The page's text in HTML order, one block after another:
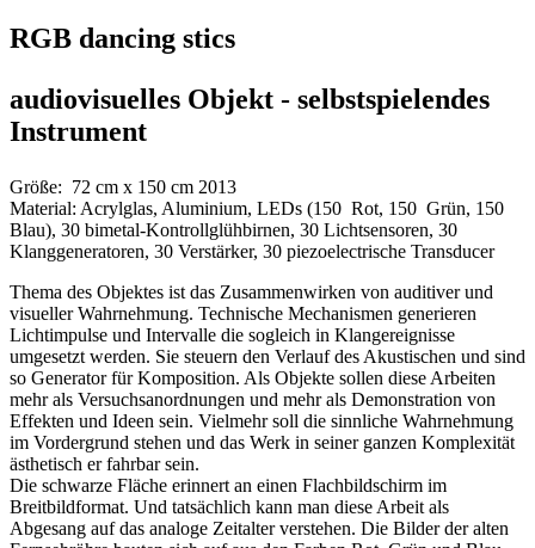
RGB dancing stics
audiovisuelles Objekt - selbstspielendes
Instrument
Größe: 72 cm x 150 cm 2013
Material: Acrylglas, Aluminium, LEDs (150 Rot, 150 Grün, 150
Blau), 30 bimetal-Kontrollglühbirnen, 30 Lichtsensoren, 30
Klanggeneratoren, 30 Verstärker, 30 piezoelectrische Transducer
Thema des Objektes ist das Zusammenwirken von auditiver und
visueller Wahrnehmung. Technische Mechanismen generieren
Lichtimpulse und Intervalle die sogleich in Klangereignisse
umgesetzt werden. Sie steuern den Verlauf des Akustischen und sind
so Generator für Komposition. Als Objekte sollen diese Arbeiten
mehr als Versuchsanordnungen und mehr als Demonstration von
Effekten und Ideen sein. Vielmehr soll die sinnliche Wahrnehmung
im Vordergrund stehen und das Werk in seiner ganzen Komplexität
ästhetisch er fahrbar sein.
Die schwarze Fläche erinnert an einen Flachbildschirm im
Breitbildformat. Und tatsächlich kann man diese Arbeit als
Abgesang auf das analoge Zeitalter verstehen. Die Bilder der alten